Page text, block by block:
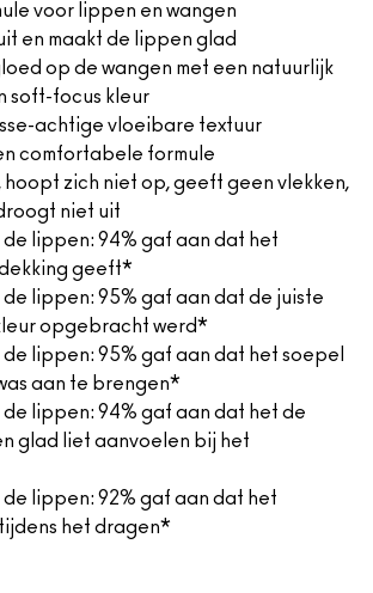
voor lippen en wangen
en maakt de lippen glad
op de wangen met een natuurlijk
soft-focus kleur
achtige vloeibare textuur
comfortabele formule
hoopt zich niet op, geeft geen vlekken,
niet uit
de lippen: 94% gaf aan dat het
geeft*
lippen: 95% gaf aan dat de juiste
opgebracht werd*
lippen: 95% gaf aan dat het soepel
aan te brengen*
de lippen: 94% gaf aan dat het de
glad liet aanvoelen bij het
lippen: 92% gaf aan dat het
het dragen*